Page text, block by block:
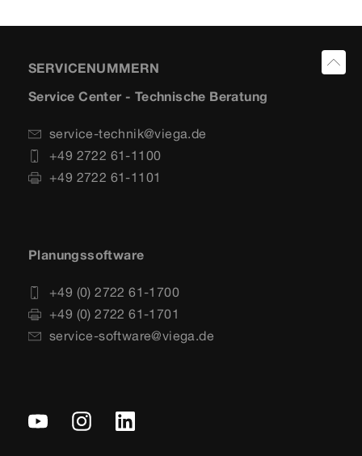
SERVICENUMMERN
Service Center - Technische Beratung
service-technik@viega.de
+49 2722 61-1100
+49 2722 61-1101
Planungssoftware
+49 (0) 2722 61-1700
+49 (0) 2722 61-1701
service-software@viega.de